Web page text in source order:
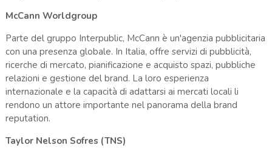
McCann Worldgroup
Parte del gruppo Interpublic, McCann è un'agenzia pubblicitaria
con una presenza globale. In Italia, offre servizi di pubblicità,
ricerche di mercato, pianificazione e acquisto spazi, pubbliche
relazioni e gestione del brand. La loro esperienza
internazionale e la capacità di adattarsi ai mercati locali li
rendono un attore importante nel panorama della brand
reputation.
Taylor Nelson Sofres (TNS)